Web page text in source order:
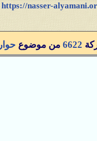
https://nasser-
6622 من موضوع